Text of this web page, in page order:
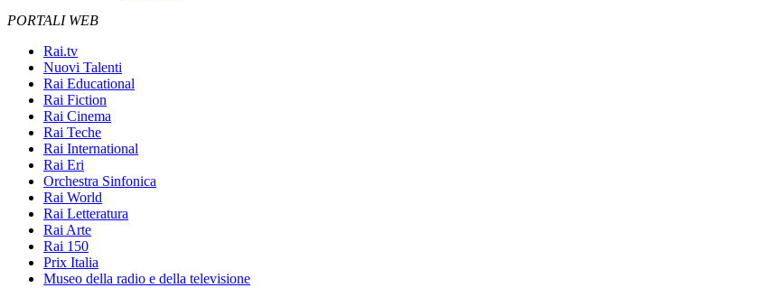
PORTALI WEB
Rai.tv
Nuovi Talenti
Rai Educational
Rai Fiction
Rai Cinema
Rai Teche
Rai International
Rai Eri
Orchestra Sinfonica
Rai World
Rai Letteratura
Rai Arte
Rai 150
Prix Italia
Museo della radio e della televisione